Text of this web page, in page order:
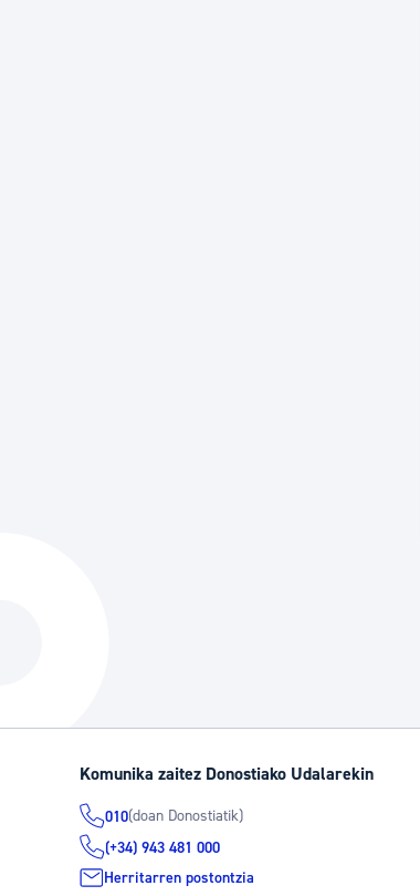
Komunika zaitez Donostiako Udalarekin
010(doan Donostiatik)
(+34) 943 481 000
Herritarren postontzia